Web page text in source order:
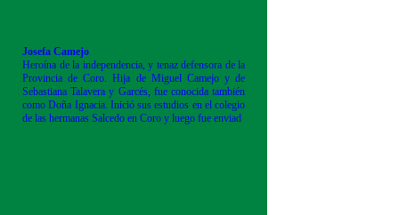
Josefa Camejo
Heroína de la independencia, y tenaz defensora de la
Provincia de Coro. Hija de Miguel Camejo y de
Sebastiana Talavera y Garcés, fue conocida también
como Doña Ignacia. Inició sus estudios en el colegio
de las hermanas Salcedo en Coro y luego fue enviad